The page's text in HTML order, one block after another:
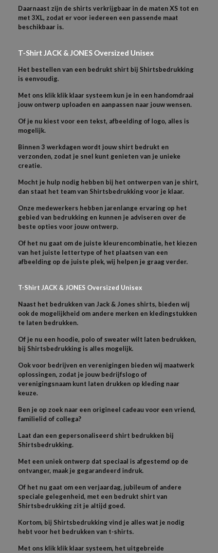
Daarnaast zijn de shirts verkrijgbaar in de maten XS tot en
met 3XL, zodat er voor iedereen een passende maat
beschikbaar is.
T-Shirt JACK & JONES Oversized Unisex
Het bestellen van een bedrukt shirt bij Shirtsbedrukking
is eenvoudig.
Met ons klik klik klaar systeem kun je in een handomdraai
jouw ontwerp uploaden en aanpassen naar jouw wensen.
Of je nu kiest voor een tekst, afbeelding of logo, alles is
mogelijk.
Binnen 3 werkdagen wordt jouw shirt bedrukt en
verzonden, zodat je snel kunt genieten van je unieke
creatie.
Mocht je hulp nodig hebben bij het ontwerpen van je shirt,
dan staat het team van Shirtsbedrukking voor je klaar.
Onze medewerkers hebben jarenlange ervaring op het
gebied van bedrukking en kunnen je adviseren over de
beste opties voor jouw ontwerp.
Of het nu gaat om de juiste kleurencombinatie, het kiezen
van het juiste lettertype of het plaatsen van een
afbeelding op de juiste plek, wij helpen je graag verder.
T-Shirt JACK & JONES Oversized Unisex
Naast het bedrukken van Jack & Jones shirts, bieden wij
ook de mogelijkheid om andere merken en kledingstukken
te laten bedrukken.
Of je nu een hoodie, polo of sweater wilt laten bedrukken,
bij Shirtsbedrukking is alles mogelijk.
Ook voor bedrijven en verenigingen bieden wij maatwerk
oplossingen, zodat je jouw bedrijfslogo of
verenigingsnaam kunt laten drukken op kleding naar
keuze.
Ben je op zoek naar een origineel cadeau voor een vriend,
familielid of collega?
Laat dan een gepersonaliseerd shirt bedrukken bij
Shirtsbedrukking.
Met een uniek ontwerp dat speciaal is afgestemd op de
ontvanger, maak je gegarandeerd indruk.
Of het nu gaat om een verjaardag, jubileum of andere
speciale gelegenheid, met een bedrukt shirt van
Shirtsbedrukking zit je altijd goed.
Kortom, bij Shirtsbedrukking vind je alles wat je nodig
hebt voor het bedrukken van t-shirts.
Met ons klik klik klaar systeem, het uitgebreide